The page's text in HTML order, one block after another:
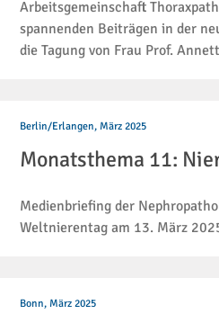
inspirierende
hochkarätigem
Arbeitsgemeinschaft
spannenden Beiträgen in der
die Tagung von Frau Prof.
Berlin/Erlangen, März 2025
Monatsthema 11:
Medienbriefing der
Weltnierentag am 13. März
Kristiansen
Bonn, März 2025